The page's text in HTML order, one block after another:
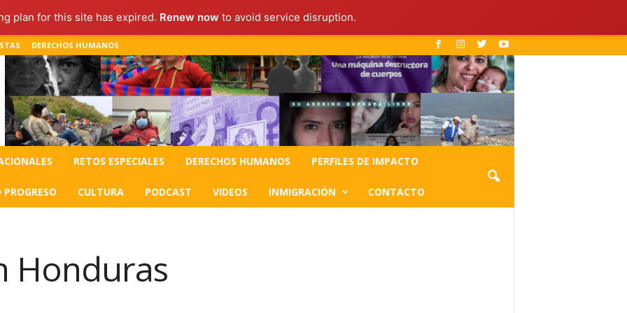
plan for this site has expired. Renew now to avoid service disruption.
DERECHOS HUMANOS
RETOS ESPECIALES DERECHOS HUMANOS PERFILES DE IMPACTO
PROGRESO CULTURA PODCAST VIDEOS INMIGRACIÓN CONTACTO
Honduras